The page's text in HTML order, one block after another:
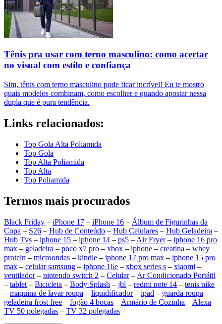
Tênis pra usar com terno masculino: como acertar
no visual com estilo e confiança
Sim, tênis com terno masculino pode ficar incrível! Eu te mostro
quais modelos combinam, como escolher e quando apostar nessa
dupla que é pura tendência.
Links relacionados:
Top Gola Alta Poliamida
Top Gola
Top Alta Poliamida
Top Alta
Top Poliamida
Termos mais procurados
Black Friday – iPhone 17 – iPhone 16 – Álbum de Figurinhas da
Copa – S26 – Hub de Conteúdo – Hub Celulares – Hub Geladeira –
Hub Tvs – iphone 15 – iphone 14 – ps5 – Air Fryer– iphone 16 pro
max – geladeira – poco x7 pro – xbox – iphone – creatina – whey
protein – microondas – kindle – iphone 17 pro max – iphone 15 pro
max – celular samsung – iphone 16e – xbox series s – xiaomi –
ventilador– nintendo switch 2 – Celular– Ar Condicionado Portátil
– tablet – Bicicleta – Body Splash – jbl – redmi note 14 – tenis nike
– maquina de lavar roupa – liquidificador– ipad – guarda roupa –
geladeira frost free – fogão 4 bocas – Armário de Cozinha – Alexa –
TV 50 polegadas – TV 32 polegadas